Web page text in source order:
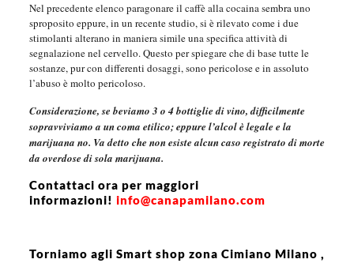
Nel precedente elenco paragonare il caffè alla cocaina sembra uno
sproposito eppure, in un recente studio, si è rilevato come i due
stimolanti alterano in maniera simile una specifica attività di
segnalazione nel cervello. Questo per spiegare che di base tutte le
sostanze, pur con differenti dosaggi, sono pericolose e in assoluto
l’abuso è molto pericoloso.
Considerazione, se beviamo 3 o 4 bottiglie di vino, difficilmente
sopravviviamo a un coma etilico; eppure l’alcol è legale e la
marijuana no. Va detto che non esiste alcun caso registrato di morte
da overdose di sola marijuana.
Contattaci ora per maggiori
informazioni! info@canapamilano.com
Torniamo agli Smart shop zona Cimiano Milano ,